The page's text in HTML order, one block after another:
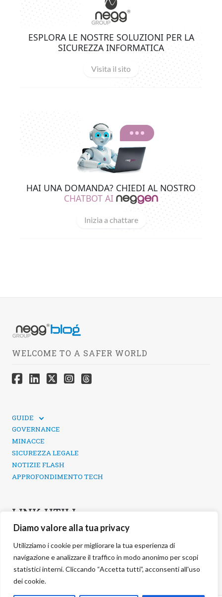
Diamo valore alla tua privacy
Utilizziamo i cookie per migliorare la tua esperienza di
navigazione e analizzare il traffico in modo anonimo per scopi
statistici interni. Cliccando “Accetta tutti”, acconsenti all'uso
dei cookie.
ESPLORA LE NOSTRE SOLUZIONI PER LA
SICUREZZA INFORMATICA
Visita il sito
HAI UNA DOMANDA? CHIEDI AL NOSTRO
CHATBOT AI
Inizia a chattare
WELCOME TO A SAFER WORLD
GUIDE
SICUREZZA DEI SOCIAL MEDIA
GOVERNANCE
MINACCE
SICUREZZA LEGALE
NOTIZIE FLASH
APPROFONDIMENTO TECH
LINK UTILI
CONTATTI
INFORMATIVA SULLA PRIVACY
POLITICA DEI COOKIE
GESTIONE COOKIE